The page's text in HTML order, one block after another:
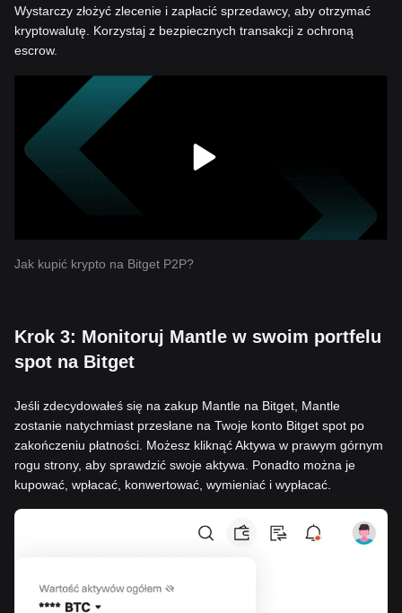
Wystarczy złożyć zlecenie i zapłacić sprzedawcy, aby otrzymać
kryptowalutę. Korzystaj z bezpiecznych transakcji z ochroną
escrow.
Jak kupić krypto na Bitget P2P?
Krok 3: Monitoruj Mantle w swoim portfelu
spot na Bitget
Jeśli zdecydowałeś się na zakup Mantle na Bitget, Mantle
zostanie natychmiast przesłane na Twoje konto Bitget spot po
zakończeniu płatności. Możesz kliknąć Aktywa w prawym górnym
rogu strony, aby sprawdzić swoje aktywa. Ponadto można je
kupować, wpłacać, konwertować, wymieniać i wypłacać.